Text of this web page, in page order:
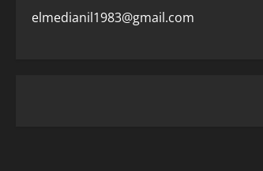
elmedianil1983@gmail.com